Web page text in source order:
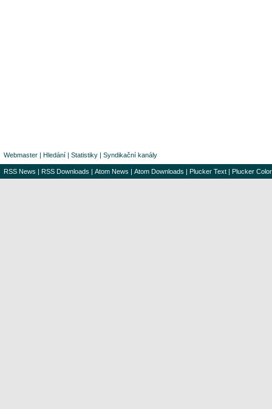
Webmaster | Hledání | Statistiky | Syndikační kanály
RSS News | RSS Downloads | Atom News | Atom Downloads | Plucker Text | Plucker Color